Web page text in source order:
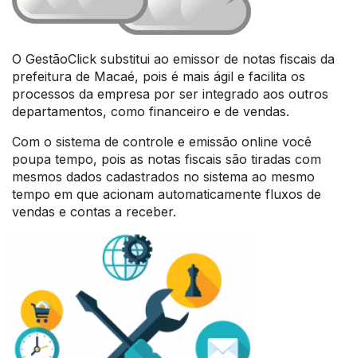
O GestãoClick substitui ao emissor de notas fiscais da
prefeitura de Macaé, pois é mais ágil e facilita os
processos da empresa por ser integrado aos outros
departamentos, como financeiro e de vendas.
Com o sistema de controle e emissão online você
poupa tempo, pois as notas fiscais são tiradas com
mesmos dados cadastrados no sistema ao mesmo
tempo em que acionam automaticamente fluxos de
vendas e contas a receber.